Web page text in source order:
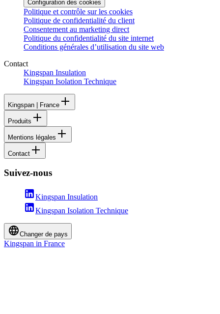
Configuration des cookies
Politique et contrôle sur les cookies
Politique de confidentialité du client
Consentement au marketing direct
Politique du confidentialité du site internet
Conditions générales d’utilisation du site web
Contact
Kingspan Insulation
Kingspan Isolation Technique
Kingspan | France
Produits
Mentions légales
Contact
Suivez-nous
Kingspan Insulation
Kingspan Isolation Technique
Changer de pays
Kingspan in France